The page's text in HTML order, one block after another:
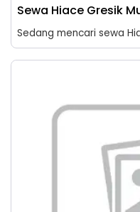
Sewa Hiace Gresik
Sedang mencari sewa